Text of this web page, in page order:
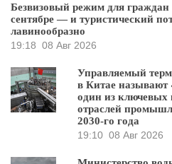
Безвизовый режим для граждан
сентябре — и туристический
лавинообразно
19:18 08 Авг 2026
Управляемый
в Китае называют
один из ключевых
отраслей
2030-го года
19:10 08 Авг 2026